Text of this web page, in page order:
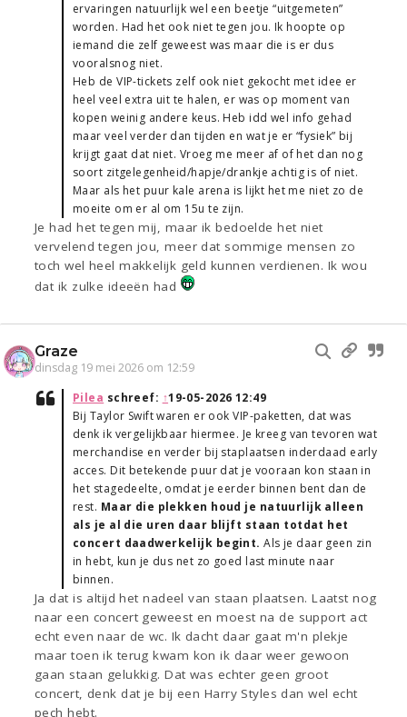
ervaringen natuurlijk wel een beetje “uitgemeten”
worden. Had het ook niet tegen jou. Ik hoopte op
iemand die zelf geweest was maar die is er dus
vooralsnog niet.
Heb de VIP-tickets zelf ook niet gekocht met idee er
heel veel extra uit te halen, er was op moment van
kopen weinig andere keus. Heb idd wel info gehad
maar veel verder dan tijden en wat je er “fysiek” bij
krijgt gaat dat niet. Vroeg me meer af of het dan nog
soort zitgelegenheid/hapje/drankje achtig is of niet.
Maar als het puur kale arena is lijkt het me niet zo de
moeite om er al om 15u te zijn.
Je had het tegen mij, maar ik bedoelde het niet
vervelend tegen jou, meer dat sommige mensen zo
toch wel heel makkelijk geld kunnen verdienen. Ik wou
dat ik zulke ideeën had
Graze
dinsdag 19 mei 2026 om 12:59
Pilea schreef: ↑19-05-2026 12:49
Bij Taylor Swift waren er ook VIP-paketten, dat was
denk ik vergelijkbaar hiermee. Je kreeg van tevoren wat
merchandise en verder bij staplaatsen inderdaad early
acces. Dit betekende puur dat je vooraan kon staan in
het stagedeelte, omdat je eerder binnen bent dan de
rest. Maar die plekken houd je natuurlijk alleen
als je al die uren daar blijft staan totdat het
concert daadwerkelijk begint.Als je daar geen zin
in hebt, kun je dus net zo goed last minute naar
binnen.
Ja dat is altijd het nadeel van staan plaatsen. Laatst nog
naar een concert geweest en moest na de support act
echt even naar de wc. Ik dacht daar gaat m'n plekje
maar toen ik terug kwam kon ik daar weer gewoon
gaan staan gelukkig. Dat was echter geen groot
concert, denk dat je bij een Harry Styles dan wel echt
pech hebt.